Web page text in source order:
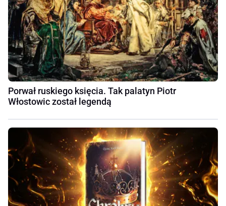
Porwał ruskiego księcia. Tak palatyn Piotr
Włostowic został legendą